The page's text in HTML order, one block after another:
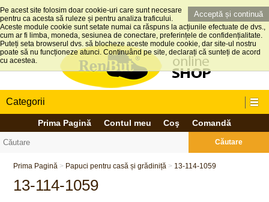
Acceptă și continuă
Pe acest site folosim doar cookie-uri care sunt necesare
pentru ca acesta să ruleze și pentru analiza traficului.
Aceste module cookie sunt setate numai ca răspuns la acțiunile efectuate de dvs.,
cum ar fi limba, moneda, sesiunea de conectare, preferințele de confidențialitate.
Puteți seta browserul dvs. să blocheze aceste module cookie, dar site-ul nostru
poate să nu funcționeze atunci. Continuând pe site, declarați că sunteți de acord
cu acestea.
Categorii
Prima Pagină Contul meu Coş Comandă
Căutare
Prima Pagină > Papuci pentru casă și grădiniță > 13-114-1059
13-114-1059